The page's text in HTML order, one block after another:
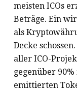
meisten ICOs
Beträge. Ein
als
Decke
aller ICO-
gegenüber
emittierten